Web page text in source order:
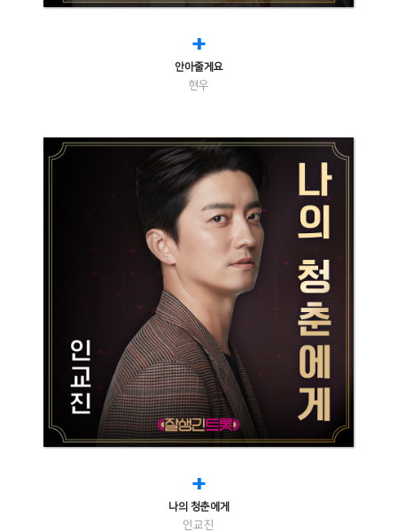
+
안아줄게요
현우
+
나의 청춘에게
인교진